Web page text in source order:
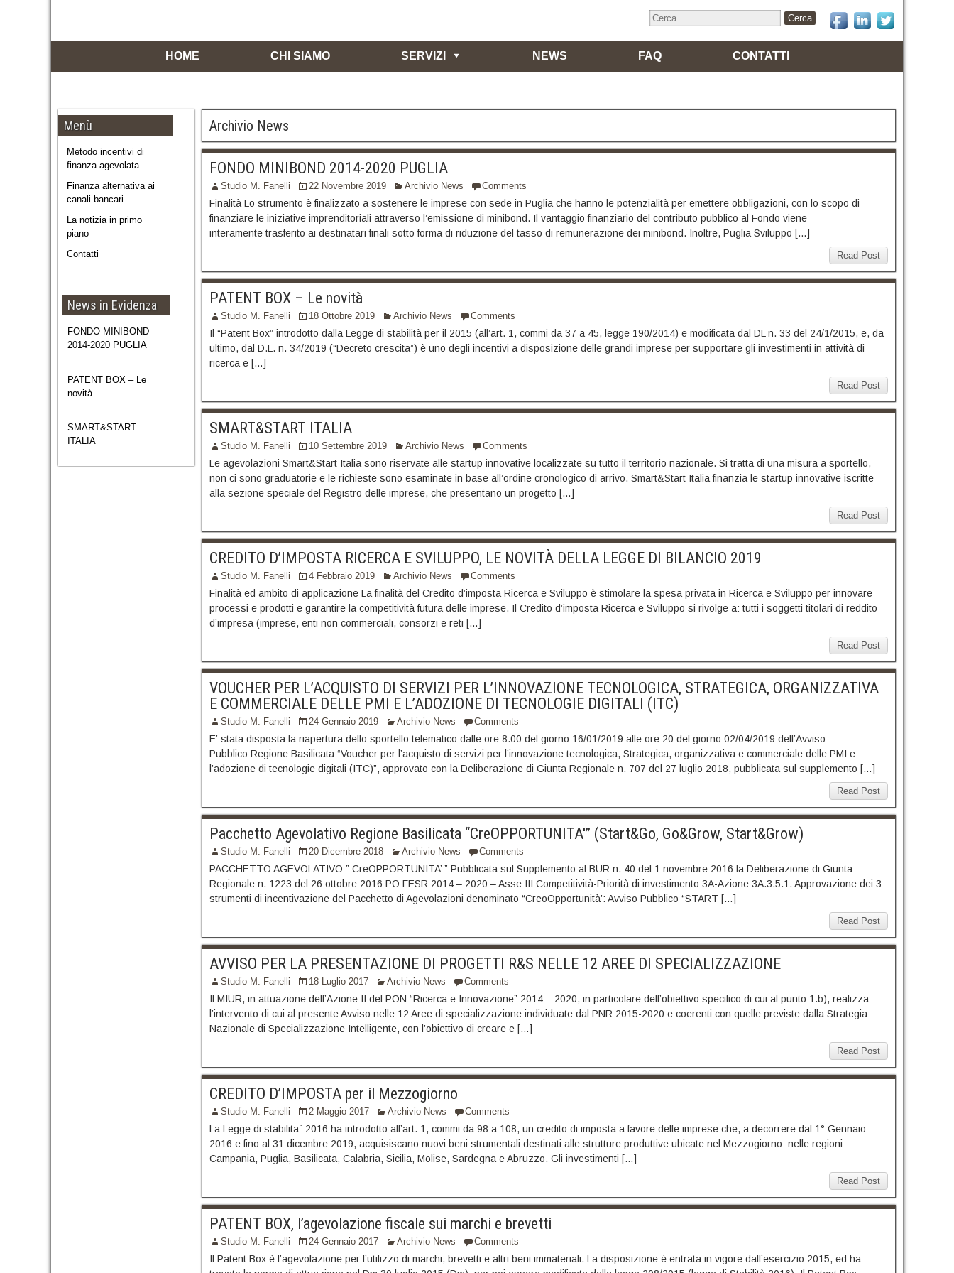
HOME CHI SIAMO SERVIZI NEWS FAQ CONTATTI
Archivio News
FONDO MINIBOND 2014-2020 PUGLIA
Studio M. Fanelli 22 Novembre 2019 Archivio News Comments
Finalità Lo strumento è finalizzato a sostenere le imprese con sede in Puglia che hanno le potenzialità per emettere obbligazioni, con lo scopo di
finanziare le iniziative imprenditoriali attraverso l’emissione di minibond. Il vantaggio finanziario del contributo pubblico al Fondo viene
interamente trasferito ai destinatari finali sotto forma di riduzione del tasso di remunerazione dei minibond. Inoltre, Puglia Sviluppo […]
Read Post
PATENT BOX – Le novità
Studio M. Fanelli 18 Ottobre 2019 Archivio News Comments
Il “Patent Box” introdotto dalla Legge di stabilità per il 2015 (all’art. 1, commi da 37 a 45, legge 190/2014) e modificata dal DL n. 33 del 24/1/2015, e, da
ultimo, dal D.L. n. 34/2019 (“Decreto crescita”) è uno degli incentivi a disposizione delle grandi imprese per supportare gli investimenti in attività di
ricerca e […]
Read Post
SMART&START ITALIA
Studio M. Fanelli 10 Settembre 2019 Archivio News Comments
Le agevolazioni Smart&Start Italia sono riservate alle startup innovative localizzate su tutto il territorio nazionale. Si tratta di una misura a sportello,
non ci sono graduatorie e le richieste sono esaminate in base all’ordine cronologico di arrivo. Smart&Start Italia finanzia le startup innovative iscritte
alla sezione speciale del Registro delle imprese, che presentano un progetto […]
Read Post
CREDITO D’IMPOSTA RICERCA E SVILUPPO, LE NOVITÀ DELLA LEGGE DI BILANCIO 2019
Studio M. Fanelli 4 Febbraio 2019 Archivio News Comments
Finalità ed ambito di applicazione La finalità del Credito d’imposta Ricerca e Sviluppo è stimolare la spesa privata in Ricerca e Sviluppo per innovare
processi e prodotti e garantire la competitività futura delle imprese. Il Credito d’imposta Ricerca e Sviluppo si rivolge a: tutti i soggetti titolari di reddito
d’impresa (imprese, enti non commerciali, consorzi e reti […]
Read Post
VOUCHER PER L’ACQUISTO DI SERVIZI PER L’INNOVAZIONE TECNOLOGICA, STRATEGICA, ORGANIZZATIVA
E COMMERCIALE DELLE PMI E L’ADOZIONE DI TECNOLOGIE DIGITALI (ITC)
Studio M. Fanelli 24 Gennaio 2019 Archivio News Comments
E’ stata disposta la riapertura dello sportello telematico dalle ore 8.00 del giorno 16/01/2019 alle ore 20 del giorno 02/04/2019 dell’Avviso
Pubblico Regione Basilicata “Voucher per l’acquisto di servizi per l’innovazione tecnologica, Strategica, organizzativa e commerciale delle PMI e
l’adozione di tecnologie digitali (ITC)”, approvato con la Deliberazione di Giunta Regionale n. 707 del 27 luglio 2018, pubblicata sul supplemento […]
Read Post
Pacchetto Agevolativo Regione Basilicata “CreOPPORTUNITA'” (Start&Go, Go&Grow, Start&Grow)
Studio M. Fanelli 20 Dicembre 2018 Archivio News Comments
PACCHETTO AGEVOLATIVO ” CreOPPORTUNITA’ ” Pubblicata sul Supplemento al BUR n. 40 del 1 novembre 2016 la Deliberazione di Giunta
Regionale n. 1223 del 26 ottobre 2016 PO FESR 2014 – 2020 – Asse III Competitività-Priorità di investimento 3A-Azione 3A.3.5.1. Approvazione dei 3
strumenti di incentivazione del Pacchetto di Agevolazioni denominato “CreoOpportunità’: Avviso Pubblico “START […]
Read Post
AVVISO PER LA PRESENTAZIONE DI PROGETTI R&S NELLE 12 AREE DI SPECIALIZZAZIONE
Studio M. Fanelli 18 Luglio 2017 Archivio News Comments
Il MIUR, in attuazione dell’Azione II del PON “Ricerca e Innovazione” 2014 – 2020, in particolare dell’obiettivo specifico di cui al punto 1.b), realizza
l’intervento di cui al presente Avviso nelle 12 Aree di specializzazione individuate dal PNR 2015-2020 e coerenti con quelle previste dalla Strategia
Nazionale di Specializzazione Intelligente, con l’obiettivo di creare e […]
Read Post
CREDITO D’IMPOSTA per il Mezzogiorno
Studio M. Fanelli 2 Maggio 2017 Archivio News Comments
La Legge di stabilita` 2016 ha introdotto all’art. 1, commi da 98 a 108, un credito di imposta a favore delle imprese che, a decorrere dal 1° Gennaio
2016 e fino al 31 dicembre 2019, acquisiscano nuovi beni strumentali destinati alle strutture produttive ubicate nel Mezzogiorno: nelle regioni
Campania, Puglia, Basilicata, Calabria, Sicilia, Molise, Sardegna e Abruzzo. Gli investimenti […]
Read Post
PATENT BOX, l’agevolazione fiscale sui marchi e brevetti
Studio M. Fanelli 24 Gennaio 2017 Archivio News Comments
Il Patent Box è l’agevolazione per l’utilizzo di marchi, brevetti e altri beni immateriali. La disposizione è entrata in vigore dall’esercizio 2015, ed ha
Menù
Metodo incentivi di
finanza agevolata
Finanza alternativa ai
canali bancari
La notizia in primo
piano
Contatti
News in Evidenza
FONDO MINIBOND
2014-2020 PUGLIA
PATENT BOX – Le
novità
SMART&START
ITALIA